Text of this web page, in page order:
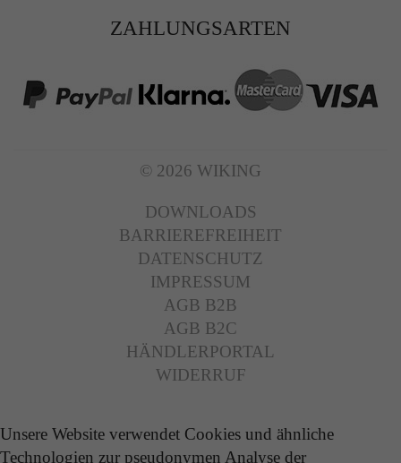
ZAHLUNGSARTEN
© 2026 WIKING
DOWNLOADS
BARRIEREFREIHEIT
DATENSCHUTZ
IMPRESSUM
AGB B2B
AGB B2C
HÄNDLERPORTAL
WIDERRUF
Unsere Website verwendet Cookies und ähnliche
Technologien zur pseudonymen Analyse der